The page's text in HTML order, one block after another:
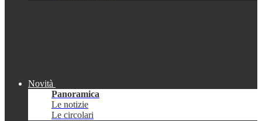
Novità
Panoramica
Le notizie
Le circolari